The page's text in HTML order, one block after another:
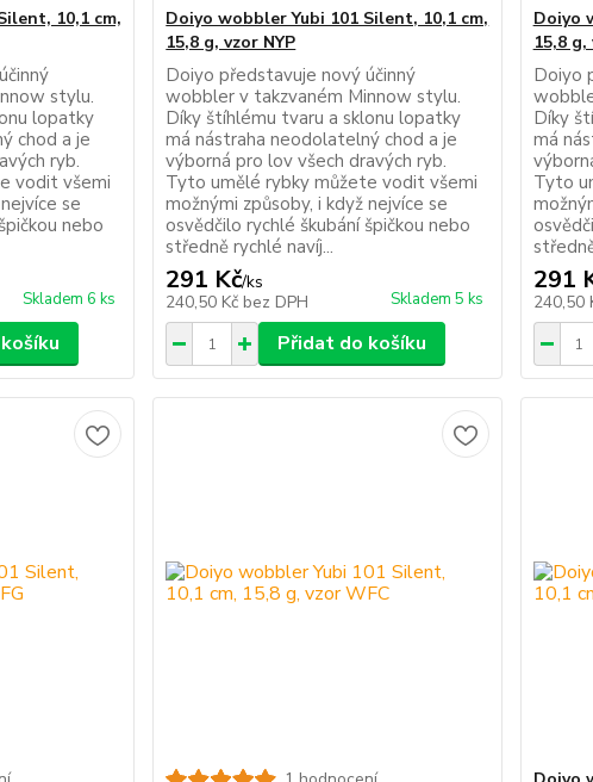
10,1 cm,
stylu.
lopatky
chod a je
ryb.
vodit všemi
se
nebo
Skladem 6 ks
Doiyo wobbler Yubi 101 Silent, 10,1 cm,
15,8 g, vzor NYP
Doiyo představuje nový účinný
wobbler v takzvaném Minnow stylu.
Díky štíhlému tvaru a sklonu lopatky
má nástraha neodolatelný chod a je
výborná pro lov všech dravých ryb.
Tyto umělé rybky můžete vodit všemi
možnými způsoby, i když nejvíce se
osvědčilo rychlé škubání špičkou nebo
středně rychlé navíj...
291 Kč/ks
240,50 Kč bez DPH Skladem 5 ks
Přidat do košíku
Doiyo
15,8 g,
Doiyo
Díky
má
Tyto
291
240,50